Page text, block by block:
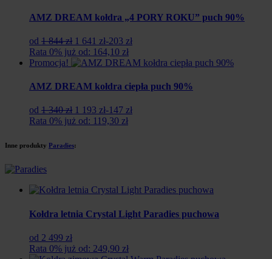
AMZ DREAM kołdra „4 PORY ROKU” puch 90%
od 1 844 zł Pierwotna
cena
wynosiła:
844
1 641 złAktualna
cena
wynosi:
641
-203 zł
Rata 0% już od: 164,10 zł
Promocja!
AMZ DREAM kołdra ciepła puch 90%
od 1 340 zł Pierwotna
cena
1
1 193 złAktualna
cena
-147 zł
Rata 0% już od: 119,30 zł
Inne produkty Paradies:
Kołdra letnia Crystal Light Paradies puchowa
od 2 499 zł
Rata 0% już od: 249,90 zł